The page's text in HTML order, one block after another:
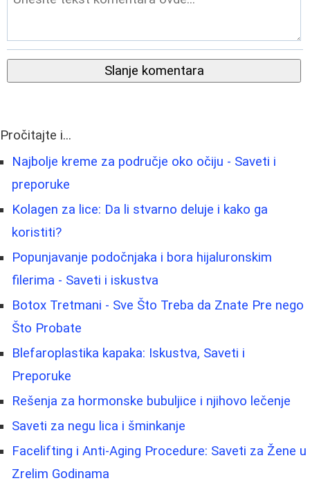
Slanje komentara
Pročitajte i...
Najbolje kreme za područje oko očiju - Saveti i
preporuke
Kolagen za lice: Da li stvarno deluje i kako ga
koristiti?
Popunjavanje podočnjaka i bora hijaluronskim
filerima - Saveti i iskustva
Botox Tretmani - Sve Što Treba da Znate Pre nego
Što Probate
Blefaroplastika kapaka: Iskustva, Saveti i
Preporuke
Rešenja za hormonske bubuljice i njihovo lečenje
Saveti za negu lica i šminkanje
Facelifting i Anti-Aging Procedure: Saveti za Žene u
Zrelim Godinama